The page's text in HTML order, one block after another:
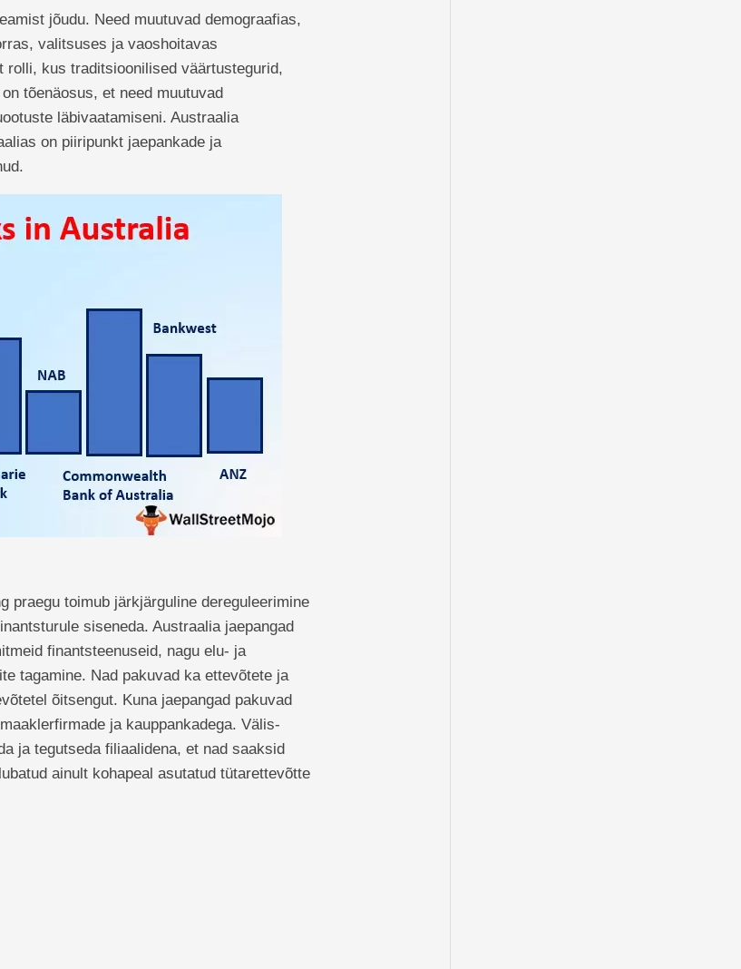
jõudu. Need muutuvad demograafias,
valitsuses ja vaoshoitavas
rolli, kus traditsioonilised väärtustegurid,
tõenäosus, et need muutuvad
läbivaatamiseni. Austraalia
on piiripunkt jaepankade ja
praegu toimub järkjärguline dereguleerimine
siseneda. Austraalia jaepangad
finantsteenuseid, nagu elu- ja
tagamine. Nad pakuvad ka ettevõtete ja
õitsengut. Kuna jaepangad pakuvad
ja kauppankadega. Välis-
ja tegutseda filiaalidena, et nad saaksid
ainult kohapeal asutatud tütarettevõtte